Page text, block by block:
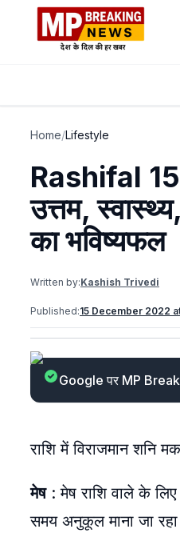
Home/Lifestyle
Rashifal
उत्तम,
का भविष्यफल
Written by:Kashish Trivedi
Published:15 December 2022
Google पर MP
राशि में विराजमान शनि
मेष: मेष राशि वाले के
समय अनुकूल माना जा